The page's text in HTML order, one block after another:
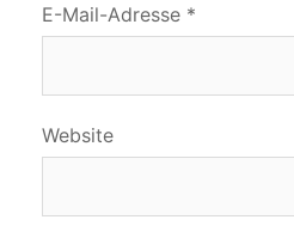
E-Mail-Adresse *
Website